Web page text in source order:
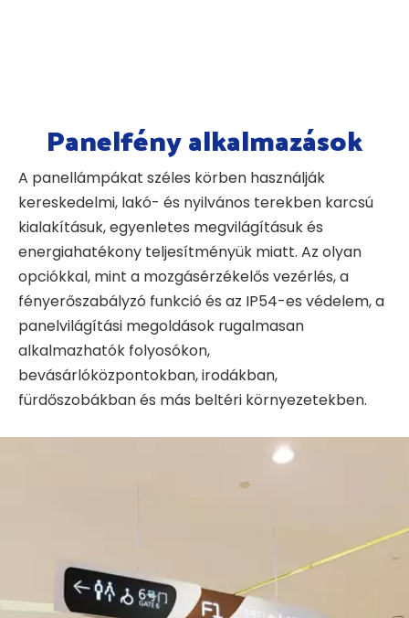
Panelfény alkalmazások
A panellámpákat széles körben használják
kereskedelmi, lakó- és nyilvános terekben karcsú
kialakításuk, egyenletes megvilágításuk és
energiahatékony teljesítményük miatt. Az olyan
opciókkal, mint a mozgásérzékelős vezérlés, a
fényerőszabályzó funkció és az IP54-es védelem, a
panelvilágítási megoldások rugalmasan
alkalmazhatók folyosókon,
bevásárlóközpontokban, irodákban,
fürdőszobákban és más beltéri környezetekben.